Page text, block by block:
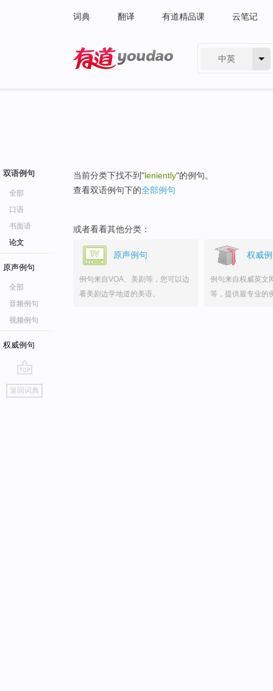
词典 翻译 有道精品课 云笔记
中英
双语例句
全部
口语
书面语
论文
原声例句
全部
音频例句
视频例句
权威例句
go
top
返回词典
当前分类下找不到"leniently"的例句。
查看双语例句下的全部例句
或者看看其他分类：
原声例句
例句来自VOA、美剧等，您可以边
看美剧边学地道的美语。
权威
例句来自权威英文
等，提供最专业的